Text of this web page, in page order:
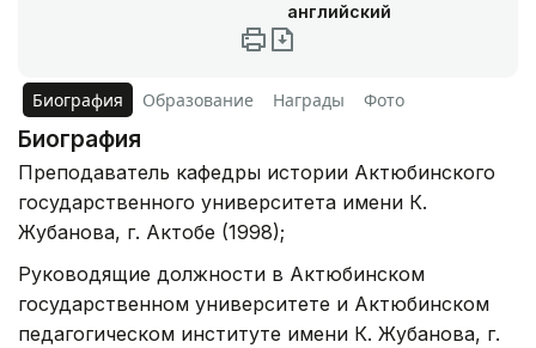
английский
Биография Образование Награды Фото
Биография
Преподаватель кафедры истории Актюбинского
государственного университета имени К.
Жубанова, г. Актобе (1998);
Руководящие должности в Актюбинском
государственном университете и Актюбинском
педагогическом институте имени К. Жубанова, г.